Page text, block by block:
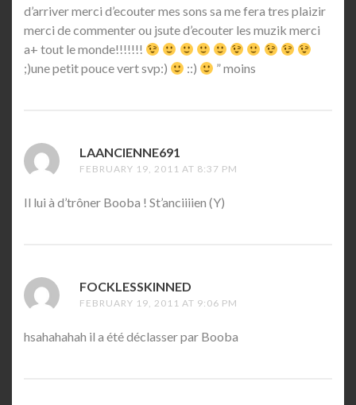
d’arriver merci d’ecouter mes sons sa me fera tres plaizir
merci de commenter ou jsute d’ecouter les muzik merci
a+ tout le monde!!!!!!!
;)une petit pouce vert svp:)
::) ” moins
LAANCIENNE691
FEBRUARY 19, 2011 AT 8:37 PM
Il lui à d’trôner Booba ! St’anciiiien (Y)
FOCKLESSKINNED
FEBRUARY 19, 2011 AT 9:06 PM
hsahahahah il a été déclasser par Booba